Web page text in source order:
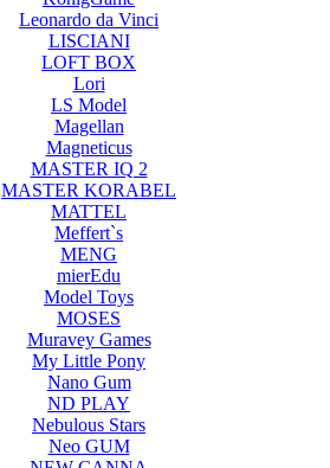
Leonardo da Vinci
LISCIANI
LOFT BOX
Lori
LS Model
Magellan
Magneticus
MASTER IQ 2
MASTER KORABEL
MATTEL
Meffert`s
MENG
mierEdu
Model Toys
MOSES
Muravey Games
My Little Pony
Nano Gum
ND PLAY
Nebulous Stars
Neo GUM